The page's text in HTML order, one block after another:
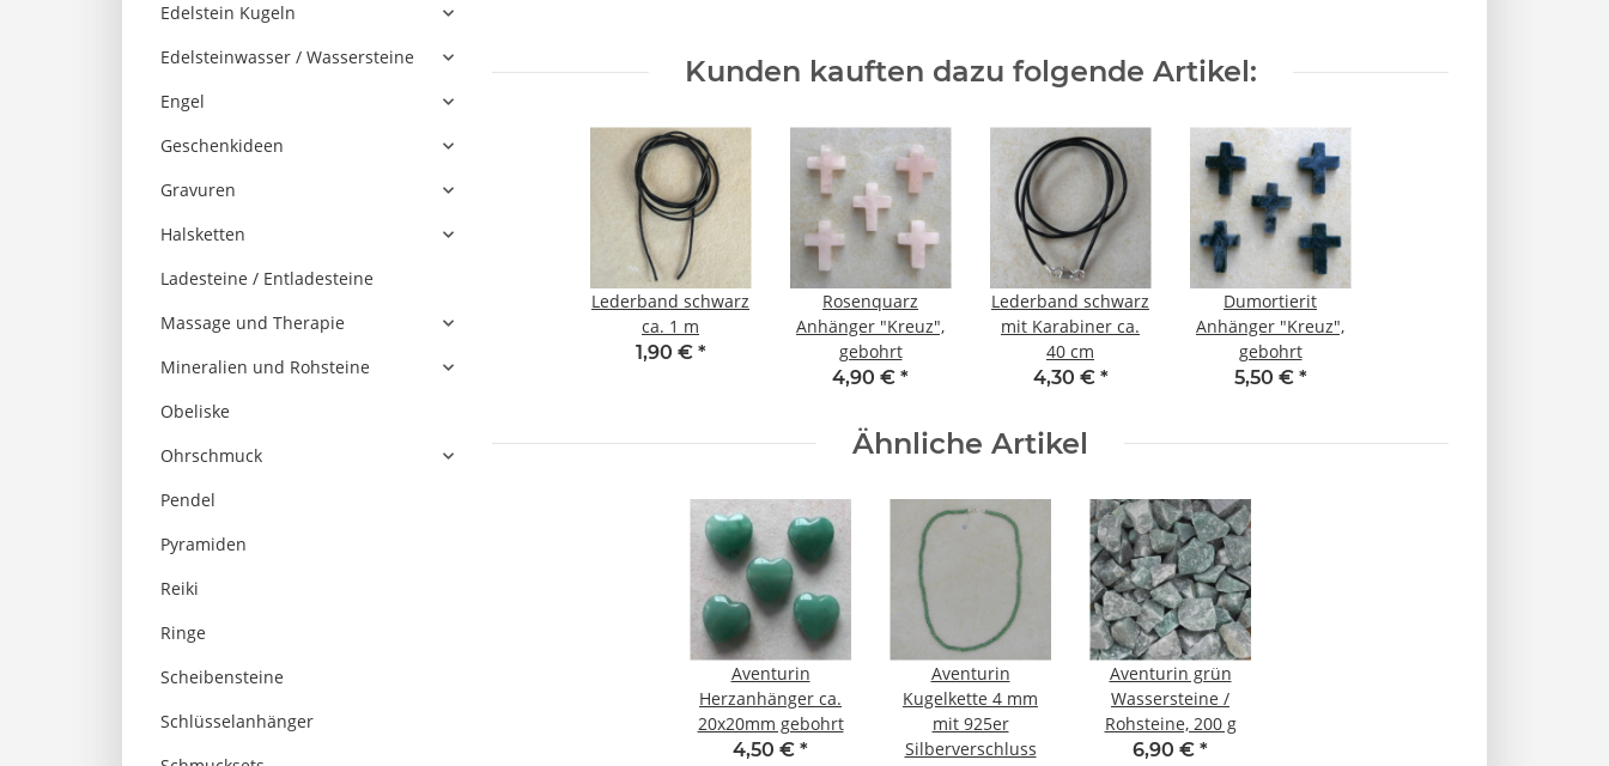
Kunden kauften dazu folgende Artikel:
Lederband schwarz
ca. 1 m
1,90 € *
Rosenquarz
Anhänger "Kreuz",
gebohrt
4,90 € *
Lederband schwarz
mit Karabiner ca.
40 cm
4,30 € *
Dumortierit
Anhänger "Kreuz",
gebohrt
5,50 € *
Ähnliche Artikel
Aventurin
Herzanhänger ca.
20x20mm gebohrt
4,50 € *
Aventurin
Kugelkette 4 mm
mit 925er
Silberverschluss
Aventurin grün
Wassersteine /
Rohsteine, 200 g
6,90 € *
Edelstein Kugeln
Edelsteinwasser / Wassersteine
Engel
Geschenkideen
Gravuren
Halsketten
Ladesteine / Entladesteine
Massage und Therapie
Mineralien und Rohsteine
Obeliske
Ohrschmuck
Pendel
Pyramiden
Reiki
Ringe
Scheibensteine
Schlüsselanhänger